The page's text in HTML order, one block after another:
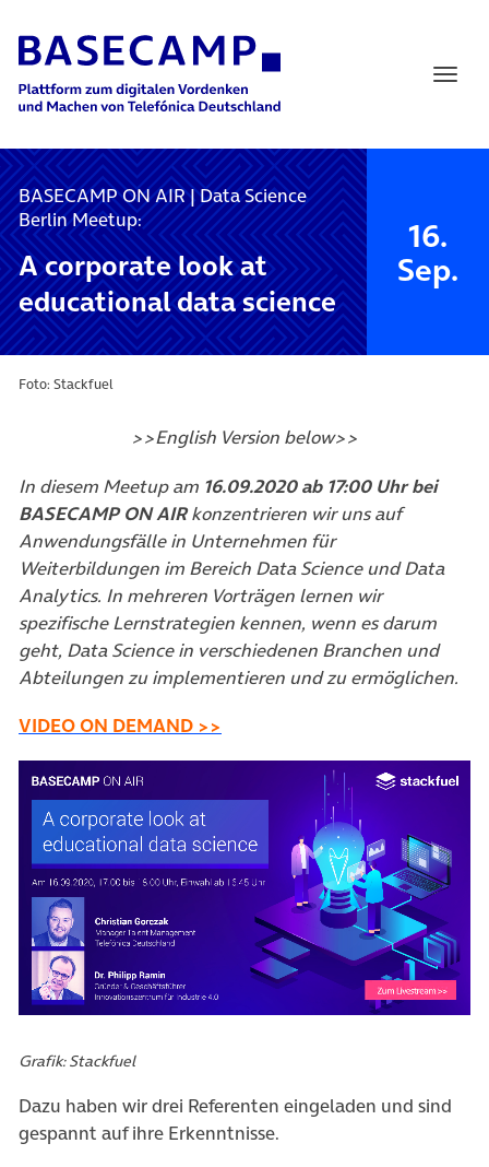
Main Navigation
BASECAMP ON AIR | Data Science
Berlin Meetup:
A corporate look at
educational data science
16.
Sep.
Foto: Stackfuel
>>English Version below>>
In diesem Meetup am 16.09.2020 ab 17:00 Uhr bei
BASECAMP ON AIRkonzentrieren wir uns auf
Anwendungsfälle in Unternehmen für
Weiterbildungen im Bereich Data Science und Data
Analytics. In mehreren Vorträgen lernen wir
spezifische Lernstrategien kennen, wenn es darum
geht, Data Science in verschiedenen Branchen und
Abteilungen zu implementieren und zu ermöglichen.
VIDEO ON DEMAND >>
(öffnet in neuem Tab)
Grafik: Stackfuel
Dazu haben wir drei Referenten eingeladen und sind
gespannt auf ihre Erkenntnisse.